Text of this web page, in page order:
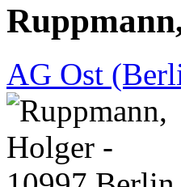
AG Ost